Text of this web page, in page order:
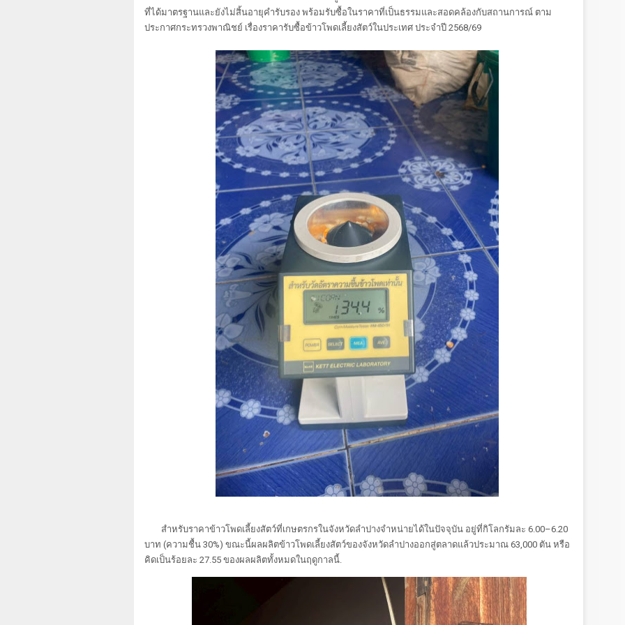
ที่ได้มาตรฐานและยังไม่สิ้นอายุคำรับรอง พร้อมรับซื้อในราคาที่เป็นธรรมและสอดคล้องกับสถานการณ์ ตาม
ประกาศกระทรวงพาณิชย์ เรื่องราคารับซื้อข้าวโพดเลี้ยงสัตว์ในประเทศ ประจำปี 2568/69
สำหรับราคาข้าวโพดเลี้ยงสัตว์ที่เกษตรกรในจังหวัดลำปางจำหน่ายได้ในปัจจุบัน อยู่ที่กิโลกรัมละ 6.00–6.20
บาท (ความชื้น 30%) ขณะนี้ผลผลิตข้าวโพดเลี้ยงสัตว์ของจังหวัดลำปางออกสู่ตลาดแล้วประมาณ 63,000 ตัน หรือ
คิดเป็นร้อยละ 27.55 ของผลผลิตทั้งหมดในฤดูกาลนี้.